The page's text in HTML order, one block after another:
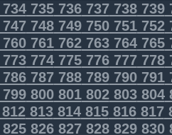
735736737738739
748749750751752
761762763764765
774775776777778
787788789790791
800801802803804
813814815816817
826827828829830